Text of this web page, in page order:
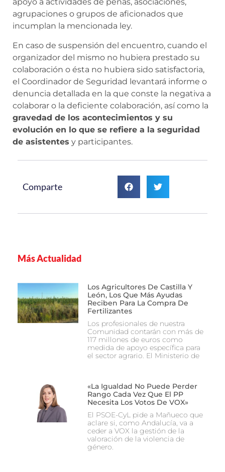
agrupaciones o grupos de aficionados que
incumplan la mencionada ley.
En caso de suspensión del encuentro, cuando el
organizador del mismo no hubiera prestado su
colaboración o ésta no hubiera sido satisfactoria,
el Coordinador de Seguridad levantará informe o
denuncia detallada en la que conste la negativa a
colaborar o la deficiente colaboración, así como la
gravedad de los acontecimientos y su
evolución en lo que se refiere a la seguridad
de asistentes y participantes.
Comparte
Más Actualidad
Los Agricultores De Castilla Y
León, Los Que Más Ayudas
Reciben Para La Compra De
Fertilizantes
Los profesionales de nuestra
Comunidad contarán con más de
117 millones de euros como
medida de apoyo específica para
el sector agrario. El Ministerio de
«La Igualdad No Puede Perder
Rango Cada Vez Que El PP
Necesita Los Votos De VOX»
El PSOE-CyL pide a Mañueco que
aclare si, como Andalucía, va a
ceder a VOX la gestión de la
valoración de la violencia de
género.